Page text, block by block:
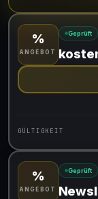
Gültig für
%
ANGEBOT
Geprüft
GÜLTIGKEIT
Gültig für
%
ANGEBOT
Geprüft